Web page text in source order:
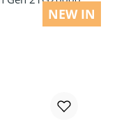
NEW IN